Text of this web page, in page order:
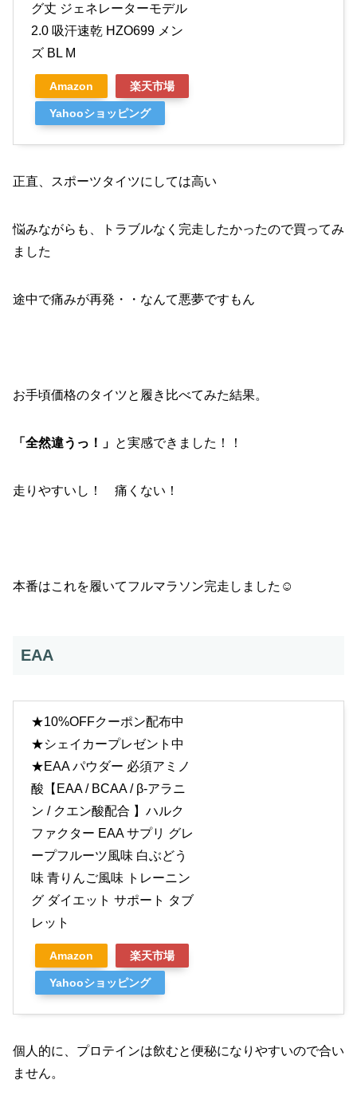
グ丈 ジェネレーターモデル
2.0 吸汗速乾 HZO699 メン
ズ BL M
Amazon 楽天市場
Yahooショッピング
正直、スポーツタイツにしては高い
悩みながらも、トラブルなく完走したかったので買ってみ
ました
途中で痛みが再発・・なんて悪夢ですもん
お手頃価格のタイツと履き比べてみた結果。
「全然違うっ！」 と実感できました！！
走りやすいし！ 痛くない！
本番はこれを履いてフルマラソン完走しました☺
EAA
★10%OFFクーポン配布中
★シェイカープレゼント中
★EAA パウダー 必須アミノ
酸【EAA / BCAA / β-アラニ
ン / クエン酸配合 】ハルク
ファクター EAA サプリ グレ
ープフルーツ風味 白ぶどう
味 青りんご風味 トレーニン
グ ダイエット サポート タブ
レット
Amazon 楽天市場
Yahooショッピング
個人的に、プロテインは飲むと便秘になりやすいので合い
ません。